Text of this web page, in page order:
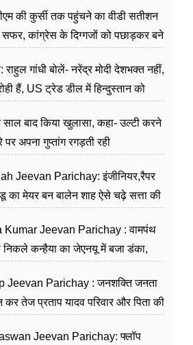
की कुर्सी तक पहुंचने का वीडी सतीशन
सफर, कांग्रेस के दिग्गजों को पछाड़कर बने
राहुल गांधी बोलें- नरेंद्र मोदी देशभक्त नहीं,
हैं, US ट्रेड डील में हिन्दुस्तान को
साल बाद किया खुलासा, कहा- उल्टी करने
अपना गुप्तांग रगड़ती रही
Jeevan Parichay: इंजीनियर,रैपर
का मेयर बन बालेन शाह ऐसे चढ़े सत्ता की
Kumar Jeevan Parichay : वामपंथ
निकले कन्हैया का जेएनयू में बजा डंका,
Jeevan Parichay : जनशक्ति जनता
तेज प्रताप यादव परिवार और पिता की
Jeevan Parichay: फ्लॉप